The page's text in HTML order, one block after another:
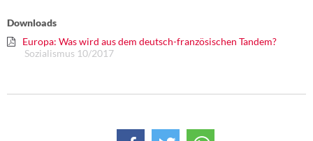
Downloads
Europa: Was wird aus dem deutsch-französischen Tandem?
Sozialismus 10/2017